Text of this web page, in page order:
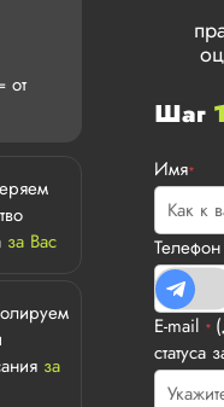
от
за Вас
за
Шаг
Имя*
E-mail *
статуса